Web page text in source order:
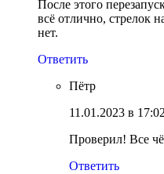
После этого
всё отлично, стрелок
нет.
Ответить
Пётр
11.01.2023 в
Проверил! Все
Ответить